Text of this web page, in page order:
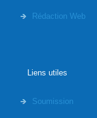
Rédaction Web
Liens utiles
Soumission